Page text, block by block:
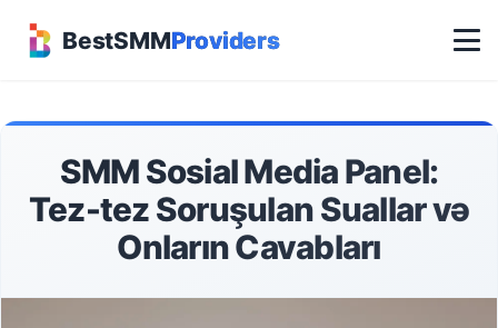
BestSMMProviders
SMM Sosial Media Panel:
Tez-tez Soruşulan Suallar və
Onların Cavabları